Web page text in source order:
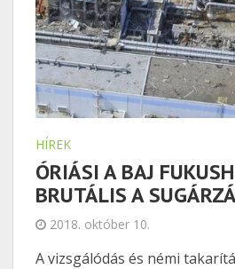
HÍREK
ÓRIÁSI A BAJ
BRUTÁLIS A
2018. október 10.
A vizsgálódás és némi